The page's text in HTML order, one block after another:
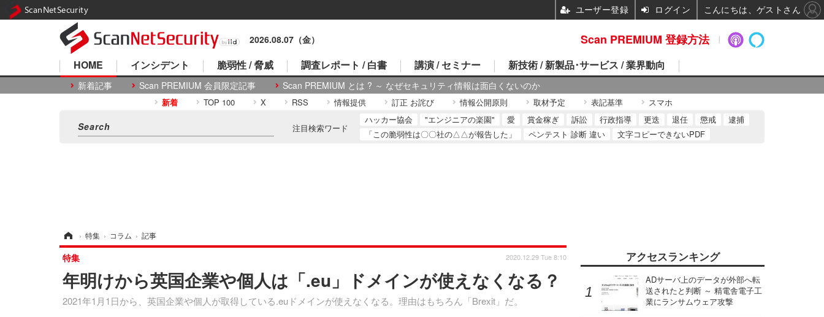
2026.08.07（金）
HOME
新着記事 Scan PREMIUM 会員限定記事 Scan PREMIUM とは ? ～ なぜセキュリティ情報は面白くないのか
インシデント 脆弱性 / 脅威 調査レポート / 白書 講演 / セミナー 新技術 / 新製品･サービス / 業界動向
新着 TOP 100 X RSS 情報提供 訂正 お詫び 情報公開原則 取材予定 表記基準 スマホ
注目検索ワード
ハッカー協会 "エンジニアの楽園" 愛 賞金稼ぎ 訴訟 行政指導 更迭 退任 懲戒
逮捕
「この脆弱性は〇〇社の△△が報告した」
ペンテスト 診断 違い 文字コピーできないPDF
› 特集 › コラム › 記事
年明けから英国企業や個人は「.eu」ドメインが使えなくなる？
2021年1月1日から、英国企業や個人が取得している.euドメインが使えなくなる。理由はもちろん「Brexit」だ。
特集 2020.12.29 Tue 8:10 アクセスランキング
ADサーバ上のデータが外部へ転
送されたと判断 ～ 精電舎電子工
業にランサムウェア攻撃
Scan PREMIUM 登録方法
ScanNetSecurity ユーザー登録 ログイン こんにちは、ゲストさん